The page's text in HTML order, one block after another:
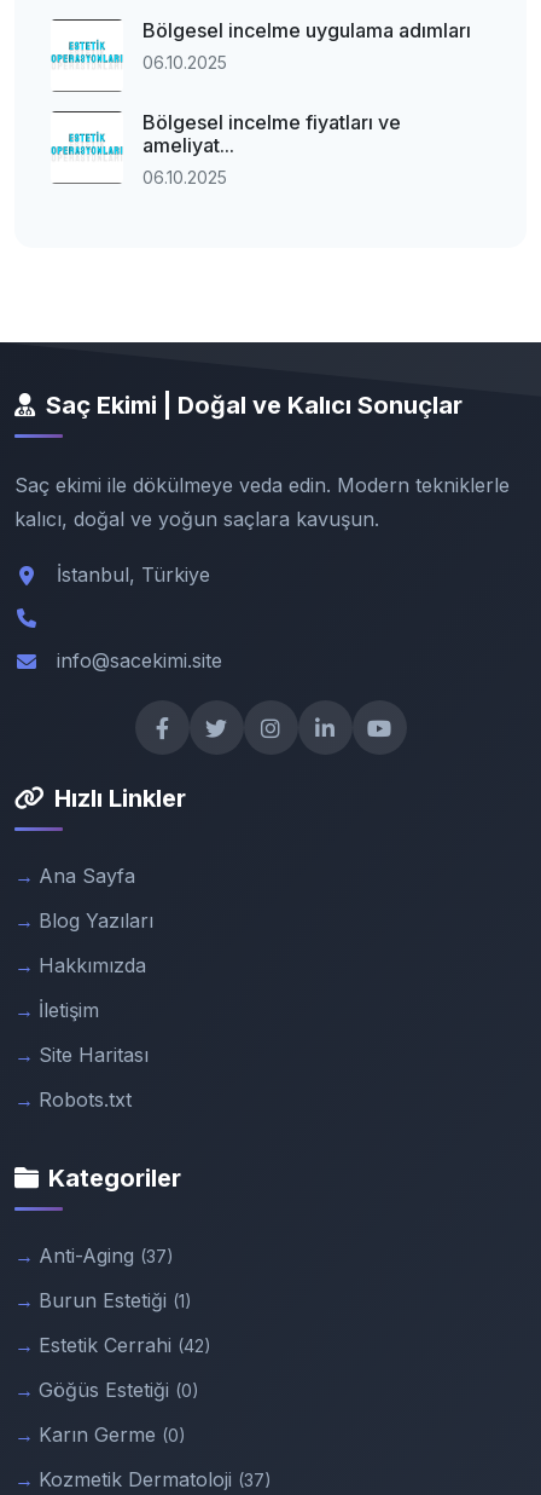
Bölgesel incelme uygulama adımları
06.10.2025
Bölgesel incelme fiyatları ve
ameliyat...
06.10.2025
Saç Ekimi | Doğal ve Kalıcı Sonuçlar
Saç ekimi ile dökülmeye veda edin. Modern tekniklerle
kalıcı, doğal ve yoğun saçlara kavuşun.
İstanbul, Türkiye
info@sacekimi.site
Hızlı Linkler
Ana Sayfa
Blog Yazıları
Hakkımızda
İletişim
Site Haritası
Robots.txt
Kategoriler
Anti-Aging (37)
Burun Estetiği (1)
Estetik Cerrahi (42)
Göğüs Estetiği (0)
Karın Germe (0)
Kozmetik Dermatoloji (37)